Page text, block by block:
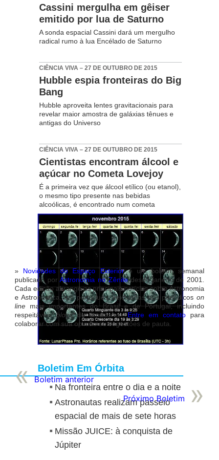
Cassini mergulha em gêiser
emitido por lua de Saturno
A sonda espacial Cassini dará um mergulho
radical rumo à lua Encélado de Saturno
CIÊNCIA VIVA – 27 DE OUTUBRO DE 2015
Hubble espia fronteiras do Big
Bang
Hubble aproveita lentes gravitacionais para
revelar maior amostra de galáxias tênues e
antigas do Universo
CIÊNCIA VIVA – 27 DE OUTUBRO DE 2015
Cientistas encontram álcool e
açúcar no Cometa Lovejoy
É a primeira vez que álcool etílico (ou etanol),
o mesmo tipo presente nas bebidas
alcoólicas, é encontrado num cometa
Boletim Em Órbita
Na fronteira entre o dia e a noite
Astronautas realizam passeio
espacial de mais de sete horas
Missão JUICE: à conquista de
Júpiter
» Novidades do Espaço Exterioré um boletim semanal
publicado porAstronomia no Zênitedesde janeiro de 2001.
Cada edição abrange as principais notícias sobre Astronomia
e Astronáutica, em português, veiculadas nos periódicos on
line mais importantes do Brasil e de Portugal, incluindo
respeitáveisblogsde amadores.Entre em contatopara
colaborar com sua opinião ou sugestões de pauta.
Boletim anterior
Próximo Boletim